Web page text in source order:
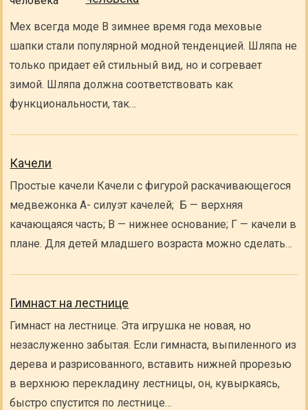
Мех всегда моде В зимнее время года меховые
шапки стали популярной модной тенденцией. Шляпа не
только придает ей стильный вид, но и согревает
зимой. Шляпа должна соответствовать как
функциональности, так…
Качели
Простые качели Качели с фигурой раскачивающегося
медвежонка А- силуэт качелей; Б — верхняя
качающаяся часть; В — нижнее основание; Г — качели в
плане. Для детей младшего возраста можно сделать…
Гимнаст на лестнице
Гимнаст на лестнице. Эта игрушка не новая, но
незаслуженно забытая. Если гимнаста, выпиленного из
дерева и разрисованного, вставить нижней прорезью
в верхнюю перекладину лестницы, он, кувыркаясь,
быстро спустится по лестнице…